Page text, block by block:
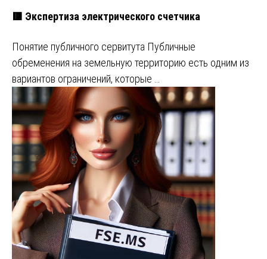
🟥 Экспертиза электрического счетчика
Понятие публичного сервитута Публичные
обременения на земельную территорию есть одним из
вариантов ограничений, которые …